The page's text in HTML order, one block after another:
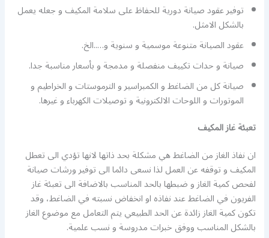
توفير عقود صيانة دورية للحفاظ على سلامة المكيف و جعله يعمل
بالشكل الامثل.
عقود الصيانة متنوعة موسمية و سنوية و…..الخ.
صيانة و حدات تكييف منفصلة و مدمجة و بأسعار مناسبة جدا.
صيانة كل من الضاغط و الكمبراسير و الترموستات و الخراطيم و
الموتورات و اللوحات الالكترونية و توصيلات الكهرباء و غيرها.
تعبئة غاز المكيف
ان نفاذ الغاز من الضاغط هي مشكلة بحد ذاتها لانها تؤدي الى تعطل
المكيف و توقفه عن العمل لذا نسعى دائما الى توفير ورشات صيانة
لفحص كمية الغاز و ضبطها بالحد المناسب بالاضافة الى تعبئة غاز
الفريون في الضاغط عند نفاذه او انخفاض نسبته في الضاغط، وقد
تكون كمية الغاز زائدة عن الحد الطبيعي يتم التعامل مع موضوع الغاز
بالشكل المناسب ووفق خبرات مدروسة و نسب علمية.